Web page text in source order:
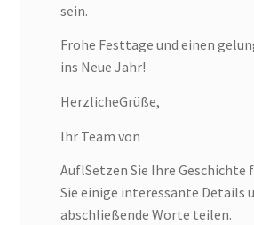
sein.
Frohe Festtage und einen
ins Neue Jahr!
HerzlicheGrüße,
Ihr Team von
AuflSetzen Sie Ihre Geschichte
Sie einige interessante Details
abschließende Worte teilen.